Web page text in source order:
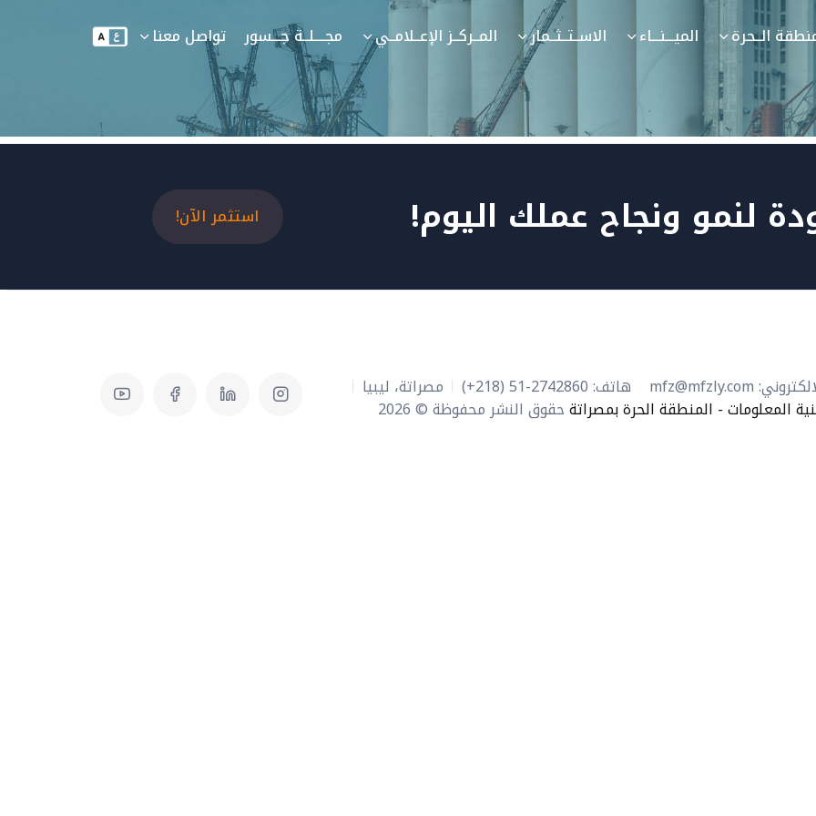
الــحرة الميـــنـــاء الاســتــثــمار المــركــز الإعــلامــي مجــــلــة جـــسور تواصل معنا
لنمو ونجاح عملك اليوم! استثمر الآن!
mfz@mfzly.com هاتف:2742860-51 (218+)
مصراتة، ليبيا
المعلومات - المنطقة الحرة بمصراتةحقوق النشر محفوظة © 2026